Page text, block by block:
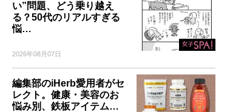
い”問題、どう乗り越え
る？50代のリアルすぎる
悩…
2026年08月07日
編集部のiHerb愛用者がセ
レクト。健康・美容のお
悩み別、鉄板アイテム…